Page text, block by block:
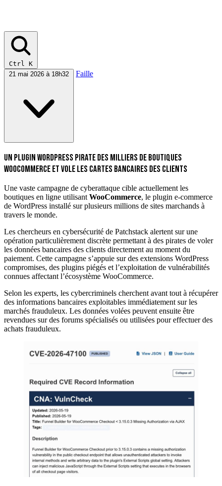
Ctrl K
21 mai 2026 à 18h32
Faille
Un plugin WordPress pirate des milliers de boutiques
WooCommerce et vole les cartes bancaires des clients
Une vaste campagne de cyberattaque cible actuellement les
boutiques en ligne utilisantWooCommerce, le plugin e-commerce
de WordPress installé sur plusieurs millions de sites marchands à
travers le monde.
Les chercheurs en cybersécurité de Patchstack alertent sur une
opération particulièrement discrète permettant à des pirates de voler
les données bancaires des clients directement au moment du
paiement. Cette campagne s’appuie sur des extensions WordPress
compromises, des plugins piégés et l’exploitation de vulnérabilités
connues affectant l’écosystème WooCommerce.
Selon les experts, les cybercriminels cherchent avant tout à récupérer
des informations bancaires exploitables immédiatement sur les
marchés frauduleux. Les données volées peuvent ensuite être
revendues sur des forums spécialisés ou utilisées pour effectuer des
achats frauduleux.